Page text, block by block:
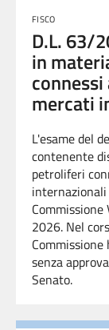
FISCO
D.L. 63/
in
mercati
L'esame del
contenente d
petroliferi
2026. Nel
senza
Senato.